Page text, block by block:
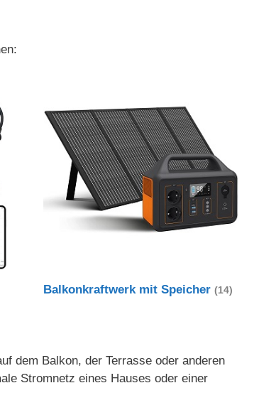
Balkonkraftwerk mit Speicher(14)
dem Balkon, der Terrasse oder anderen
Stromnetz eines Hauses oder einer